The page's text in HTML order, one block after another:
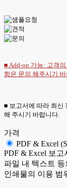
■ Add-on 가능: 고객
항은 문의 해주시기
■ 보고서에 따라 최신
해 주시기 바랍니다.
가격
PDF & Excel
PDF & Excel 보
파일 내 텍스트 등
인쇄물의 이용 범